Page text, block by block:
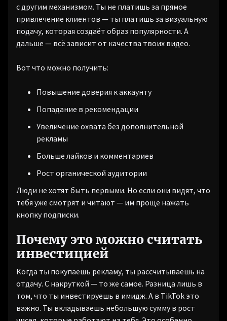
с другим механизмом. Ты не платишь за прямое
привлечение клиентов — ты платишь за визуальную
подачу, которая создаёт образ популярности. А
дальше — всё зависит от качества твоих видео.
Вот что можно получить:
Повышение доверия к аккаунту
Попадание в рекомендации
Увеличение охвата без дополнительной
рекламы
Больше лайков и комментариев
Рост органической аудитории
Люди не хотят быть первыми. Но если они видят, что
тебя уже смотрят и читают — им проще нажать
кнопку подписки.
Почему это можно считать
инвестицией
Когда ты покупаешь рекламу, ты рассчитываешь на
отдачу. С накруткой — то же самое. Разница лишь в
том, что ты инвестируешь в имидж. А в TikTok это
важно. Ты вкладываешь небольшую сумму в рост